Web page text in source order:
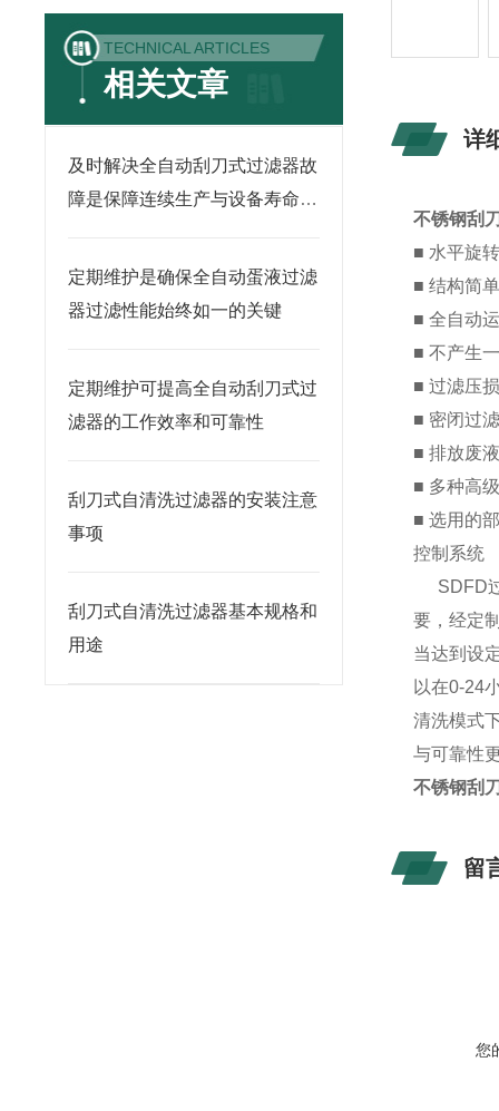
TECHNICAL ARTICLES
相关文章
及时解决全自动刮刀式过滤器故
障是保障连续生产与设备寿命的
定期维护是确保全自动蛋液过滤
器过滤性能始终如一的关键
定期维护可提高全自动刮刀式过
滤器的工作效率和可靠性
刮刀式自清洗过滤器的安装注意
事项
刮刀式自清洗过滤器基本规格和
用途
详
不锈钢刮
■ 水平旋
■ 结构简
■ 全自动
■ 不产生
■ 过滤压
■ 密闭过
■ 排放废
■ 多种高
■ 选用的
控制系统
SDFD过
要，经定
当达到设
以在0-24
清洗模式
与可靠性
不锈钢刮
留
您